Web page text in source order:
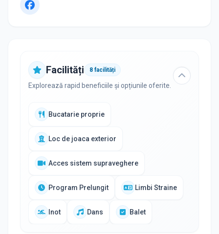
Facilități 8 facilități
Explorează rapid beneficiile și opțiunile oferite.
Bucatarie proprie
Loc de joaca exterior
Acces sistem supraveghere
Program Prelungit Limbi Straine
Inot Dans Balet